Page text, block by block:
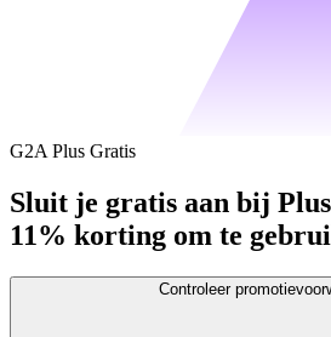
G2A Plus Gratis
Sluit je gratis aan bij
11% korting om te
Controleer